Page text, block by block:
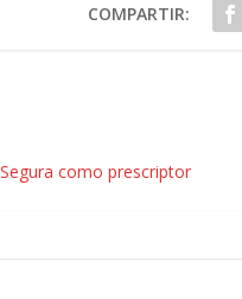
COMPARTIR:
como prescriptor